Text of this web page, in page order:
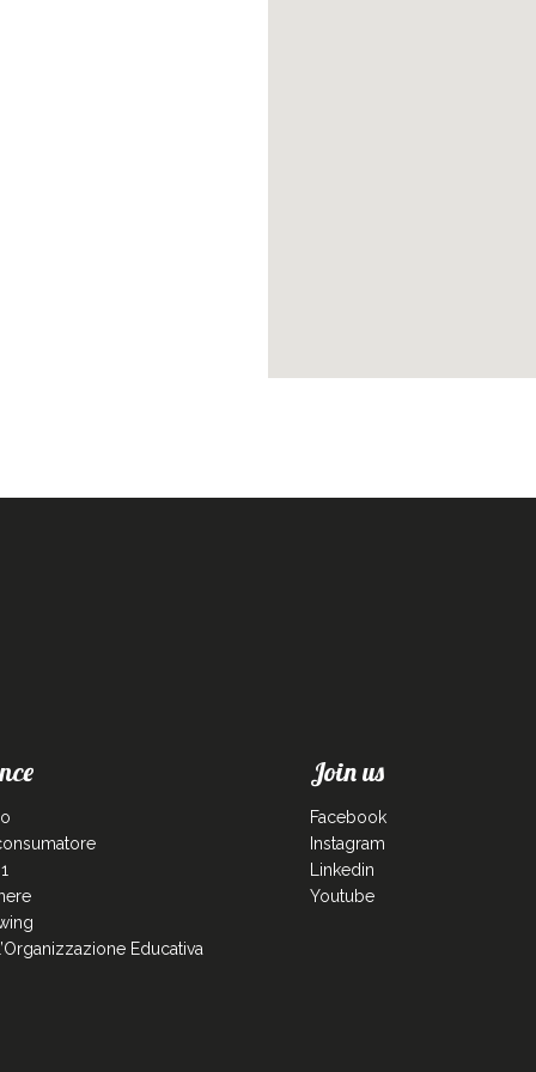
Educativa
Join us
Facebook
Instagram
Linkedin
Youtube